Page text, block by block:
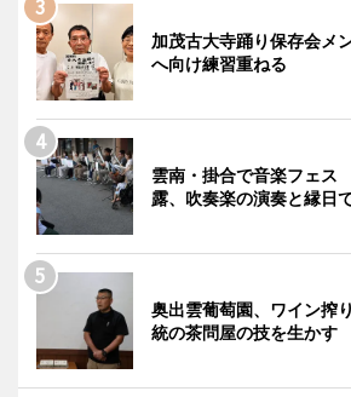
加茂古大寺踊り保存会メ
へ向け練習重ねる
雲南・掛合で音楽フェ
露、吹奏楽の演奏と縁日
奥出雲葡萄園、ワイン
統の茶問屋の技を生かす